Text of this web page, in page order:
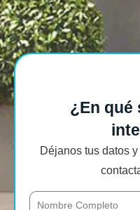
¿En qué
Déjanos tus datos